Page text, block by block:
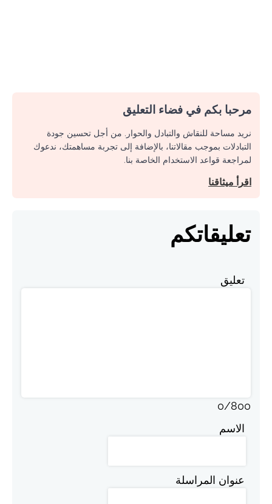
مرحبا بكم في فضاء التعليق
نريد مساحة للنقاش والتبادل والحوار. من أجل تحسين جودة
التبادلات بموجب مقالاتنا، بالإضافة إلى تجربة مساهمتك، ندعوك
لمراجعة قواعد الاستخدام الخاصة بنا.
اقرأ ميثاقنا
تعليقاتكم
تعليق
0/800
الاسم
عنوان المراسلة